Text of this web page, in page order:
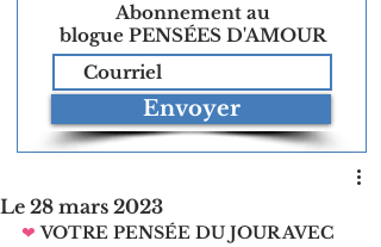
Abonnement au
blogue PENSÉES D'AMOUR
Envoyer
Le 28 mars 2023
❤ VOTRE PENSÉE DU JOUR AVEC